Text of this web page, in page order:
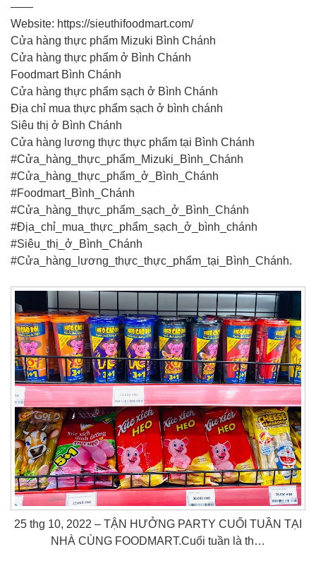
——
Website: https://sieuthifoodmart.com/
Cửa hàng thực phẩm Mizuki Bình Chánh
Cửa hàng thực phẩm ở Bình Chánh
Foodmart Bình Chánh
Cửa hàng thực phẩm sạch ở Bình Chánh
Địa chỉ mua thực phẩm sạch ở bình chánh
Siêu thị ở Bình Chánh
Cửa hàng lương thực thực phẩm tại Bình Chánh
#Cửa_hàng_thực_phẩm_Mizuki_Bình_Chánh
#Cửa_hàng_thực_phẩm_ở_Bình_Chánh
#Foodmart_Bình_Chánh
#Cửa_hàng_thực_phẩm_sạch_ở_Bình_Chánh
#Địa_chỉ_mua_thực_phẩm_sạch_ở_bình_chánh
#Siêu_thị_ở_Bình_Chánh
#Cửa_hàng_lương_thực_thực_phẩm_tại_Bình_Chánh.
25 thg 10, 2022 – TẬN HƯỞNG PARTY CUỐI TUẦN TẠI
NHÀ CÙNG FOODMART.Cuối tuần là th…